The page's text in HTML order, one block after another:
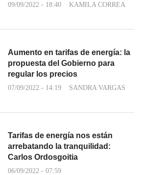
09/09/2022 - 18:40 KAMILA CORREA
Aumento en tarifas de energía: la
propuesta del Gobierno para
regular los precios
07/09/2022 - 14:19 SANDRA VARGAS
Tarifas de energía nos están
arrebatando la tranquilidad:
Carlos Ordosgoitia
06/09/2022 - 07:59